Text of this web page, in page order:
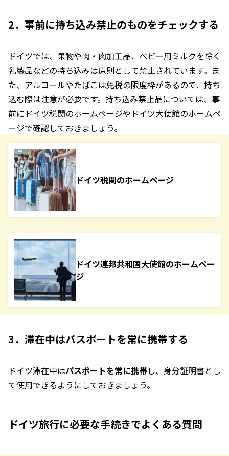
2．事前に持ち込み禁止のものをチェックする
ドイツでは、果物や肉・肉加工品、ベビー用ミルクを除く
乳製品などの持ち込みは原則として禁止されています。ま
た、アルコールやたばこは免税の限度枠があるので、持ち
込む際は注意が必要です。持ち込み禁止品については、事
前にドイツ税関のホームページやドイツ大使館のホームペ
ージで確認しておきましょう。
ドイツ税関のホームページ
ドイツ連邦共和国大使館のホームペー
ジ
3．滞在中はパスポートを常に携帯する
ドイツ滞在中はパスポートを常に携帯し、身分証明書とし
て使用できるようにしておきましょう。
ドイツ旅行に必要な手続きでよくある質問